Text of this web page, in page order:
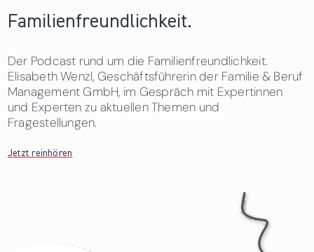
Familienfreundlichkeit.
Der Podcast rund um die Familienfreundlichkeit.
Elisabeth Wenzl, Geschäftsführerin der Familie & Beruf
Management GmbH, im Gespräch mit Expertinnen
und Experten zu aktuellen Themen und
Fragestellungen.
Jetzt reinhören